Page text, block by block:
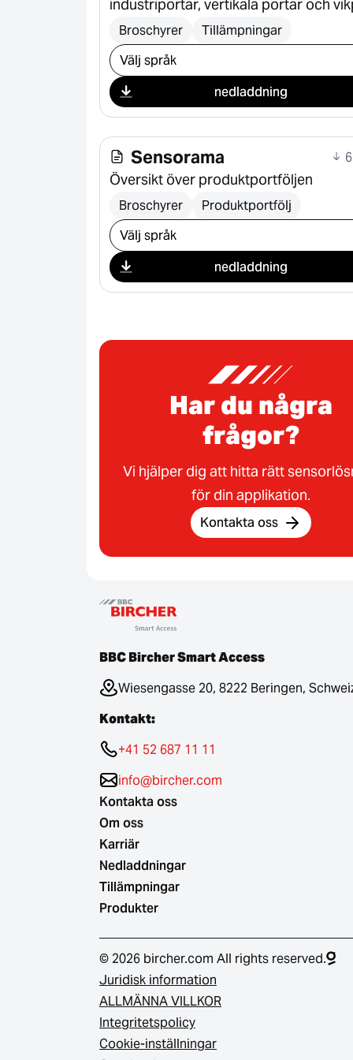
industriportar, vertikala portar och
Broschyrer Tillämpningar
Välj nedladdning
nedladdning
Sensorama
Översikt över produktportföljen
Broschyrer Produktportfölj
Välj nedladdning
nedladdning
Har du några
frågor?
Vi hjälper dig att hitta rätt
för din applikation.
Kontakta oss
BBC Bircher Smart Access
Wiesengasse 20, 8222 Beringen,
Kontakt:
+41 52 687 11 11
info@bircher.com
Kontakta oss
Om oss
Karriär
Nedladdningar
Tillämpningar
Produkter
© 2026 bircher.com All rights reserved.
Juridisk information
ALLMÄNNA VILLKOR
Integritetspolicy
Cookie-inställningar